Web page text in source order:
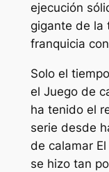
ejecución
gigante de la
franquicia
Solo el
el Juego de
ha tenido el
serie desde
de calamarEl
se hizo tan